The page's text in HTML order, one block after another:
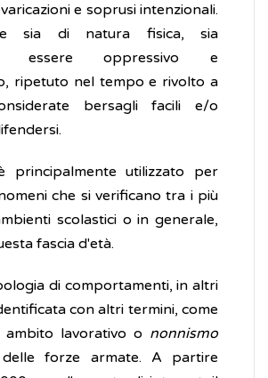
e soprusi intenzionali.
sia di natura fisica, sia
essere oppressivo e
ripetuto nel tempo e rivolto a
bersagli facili e/o
principalmente utilizzato per
che si verificano tra i più
scolastici o in generale,
fascia d'età.
di comportamenti, in altri
con altri termini, come
lavorativo o nonnismo
delle forze armate. A partire